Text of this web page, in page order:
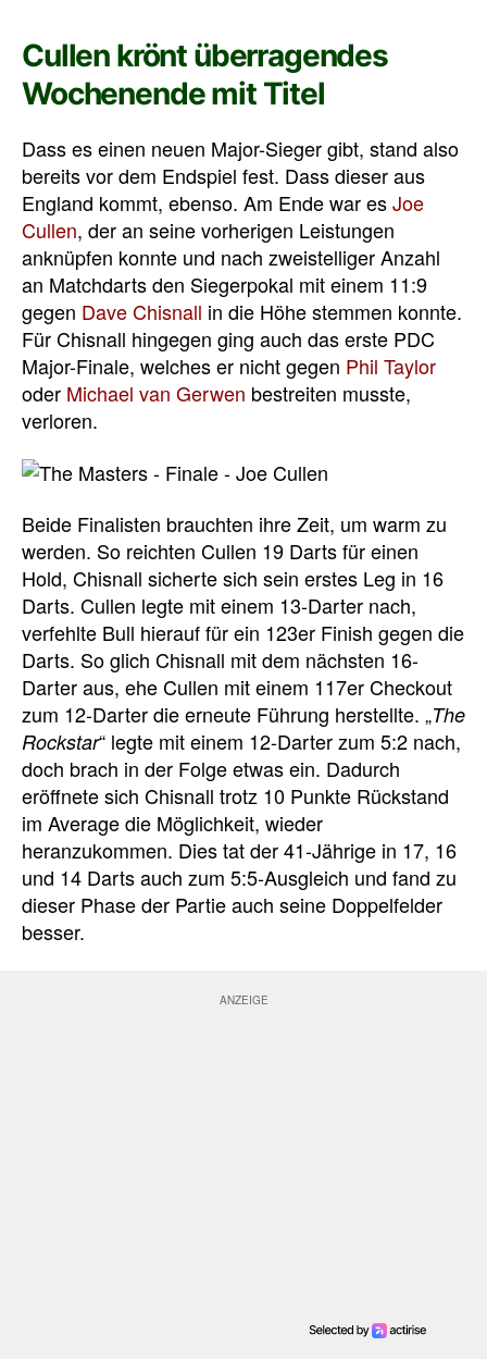
Cullen krönt überragendes
Wochenende mit Titel
Dass es einen neuen Major-Sieger gibt, stand also
bereits vor dem Endspiel fest. Dass dieser aus
England kommt, ebenso. Am Ende war esJoe
Cullen, der an seine vorherigen Leistungen
anknüpfen konnte und nach zweistelliger Anzahl
an Matchdarts den Siegerpokal mit einem 11:9
gegen Dave Chisnall in die Höhe stemmen konnte.
Für Chisnall hingegen ging auch das erste PDC
Major-Finale, welches er nicht gegen Phil Taylor
oder Michael van Gerwen bestreiten musste,
verloren.
Beide Finalisten brauchten ihre Zeit, um warm zu
werden. So reichten Cullen 19 Darts für einen
Hold, Chisnall sicherte sich sein erstes Leg in 16
Darts. Cullen legte mit einem 13-Darter nach,
verfehlte Bull hierauf für ein 123er Finish gegen die
Darts. So glich Chisnall mit dem nächsten 16-
Darter aus, ehe Cullen mit einem 117er Checkout
zum 12-Darter die erneute Führung herstellte. „The
Rockstar“ legte mit einem 12-Darter zum 5:2 nach,
doch brach in der Folge etwas ein. Dadurch
eröffnete sich Chisnall trotz 10 Punkte Rückstand
im Average die Möglichkeit, wieder
heranzukommen. Dies tat der 41-Jährige in 17, 16
und 14 Darts auch zum 5:5-Ausgleich und fand zu
dieser Phase der Partie auch seine Doppelfelder
besser.